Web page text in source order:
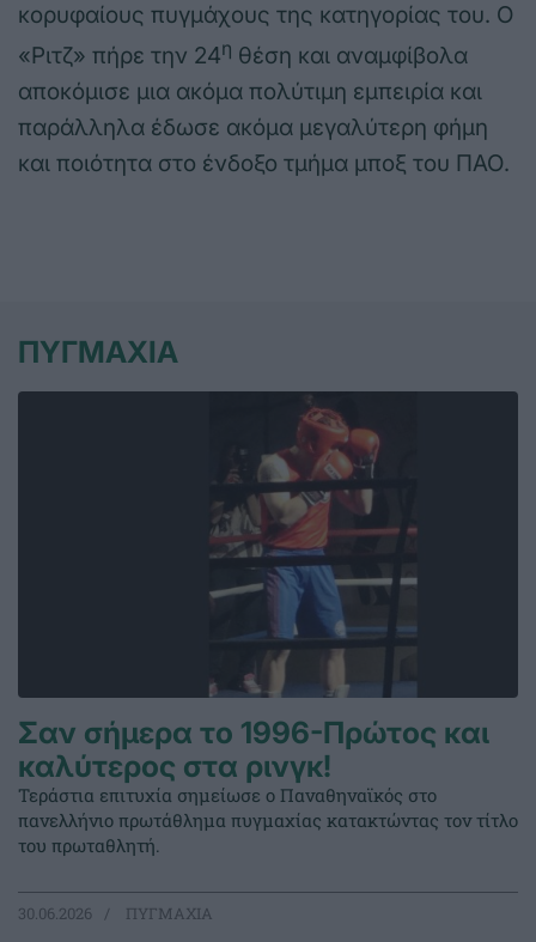
κορυφαίους πυγμάχους της κατηγορίας του. Ο
«Ριτζ» πήρε την 24η θέση και αναμφίβολα
αποκόμισε μια ακόμα πολύτιμη εμπειρία και
παράλληλα έδωσε ακόμα μεγαλύτερη φήμη
και ποιότητα στο ένδοξο τμήμα μποξ του ΠΑΟ.
ΠΥΓΜΑΧΙΑ
Σαν σήμερα το 1996-Πρώτος και
καλύτερος στα ρινγκ!
Τεράστια επιτυχία σημείωσε ο Παναθηναϊκός στο
πανελλήνιο πρωτάθλημα πυγμαχίας κατακτώντας τον τίτλο
του πρωταθλητή.
30.06.2026 ΠΥΓΜΑΧΙΑ